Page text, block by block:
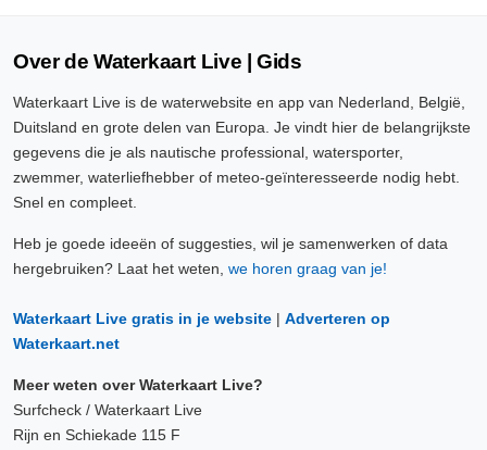
Over de Waterkaart Live | Gids
Waterkaart Live is de waterwebsite en app van Nederland, België,
Duitsland en grote delen van Europa. Je vindt hier de belangrijkste
gegevens die je als nautische professional, watersporter,
zwemmer, waterliefhebber of meteo-geïnteresseerde nodig hebt.
Snel en compleet.
Heb je goede ideeën of suggesties, wil je samenwerken of data
hergebruiken? Laat het weten, we horen graag van je!
Waterkaart Live gratis in je website | Adverteren op
Waterkaart.net
Meer weten over Waterkaart Live?
Surfcheck / Waterkaart Live
Rijn en Schiekade 115 F